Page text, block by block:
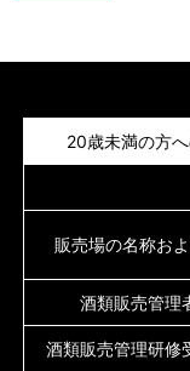
20歳未満の方
販売場の名称お
酒類販売管理
酒類販売管理研修